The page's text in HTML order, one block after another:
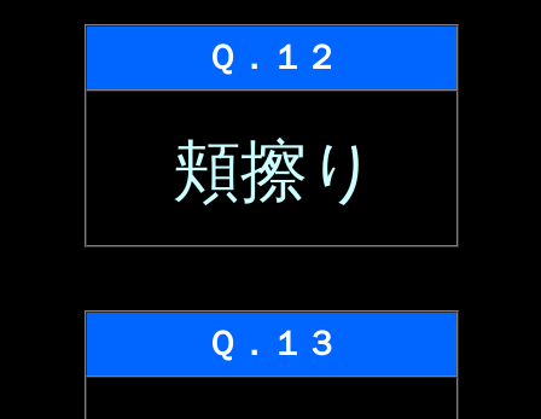
Ｑ．１２
頬擦り
Ｑ．１３